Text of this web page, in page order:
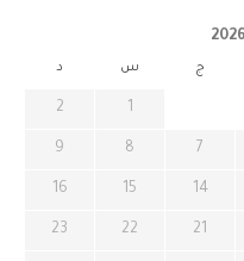
ج س د
1
2
7
8
9
14
15
16
21
22
23